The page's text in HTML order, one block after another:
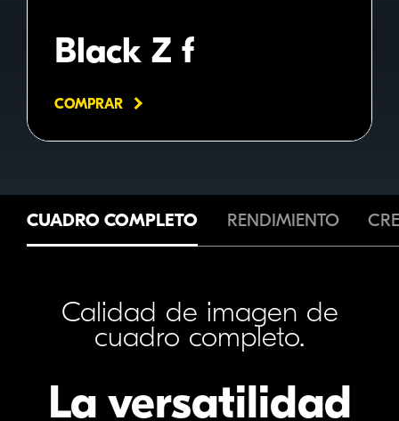
Black Z f
COMPRAR
CUADRO COMPLETO RENDIMIENTO
Calidad de imagen de
cuadro completo.
La versatilidad